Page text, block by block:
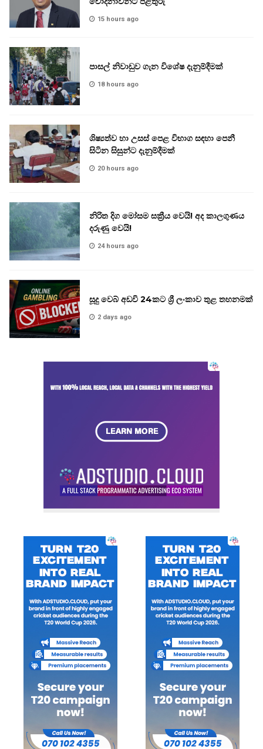
15 hours ago
පාසල් නිවාඩුව ගැන විශේෂ දැනුම්දීමක්
18 hours ago
ශිෂ්‍යත්ව හා උසස් පෙළ විභාග සඳහා පෙනී
සිටින සිසුන්ට දැනුම්දීමක්
20 hours ago
නිරිත දිග මෝසම සක්‍රීය වෙයි! අද කාලගුණය
දරුණු වෙයි!
24 hours ago
සූදු වෙබ් අඩවි 24කට ශ්‍රී ලංකාව තුළ තහනමක්
2 days ago